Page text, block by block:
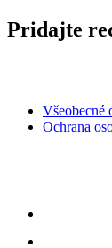
Pridajte
Všeobecné
Ochrana